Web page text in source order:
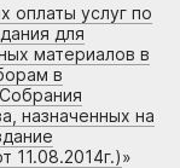
оплаты услуг по
для
материалов в
в
назначенных на
»